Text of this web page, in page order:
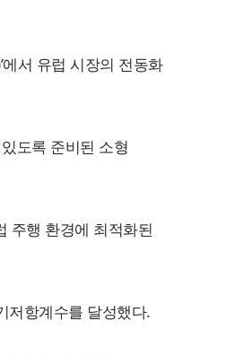
서 유럽 시장의 전동화
도록 준비된 소형
주행 환경에 최적화된
저항계수를 달성했다.